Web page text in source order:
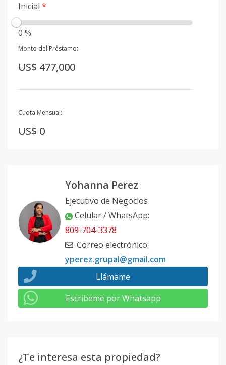
Inicial *
0 %
Monto del Préstamo:
US$ 477,000
Cuota Mensual:
US$ 0
Yohanna Perez
Ejecutivo de Negocios
Celular / WhatsApp:
809-704-3378
Correo electrónico:
yperez.grupal@gmail.com
Llámame
Escribeme por Whatsapp
¿Te interesa esta propiedad?